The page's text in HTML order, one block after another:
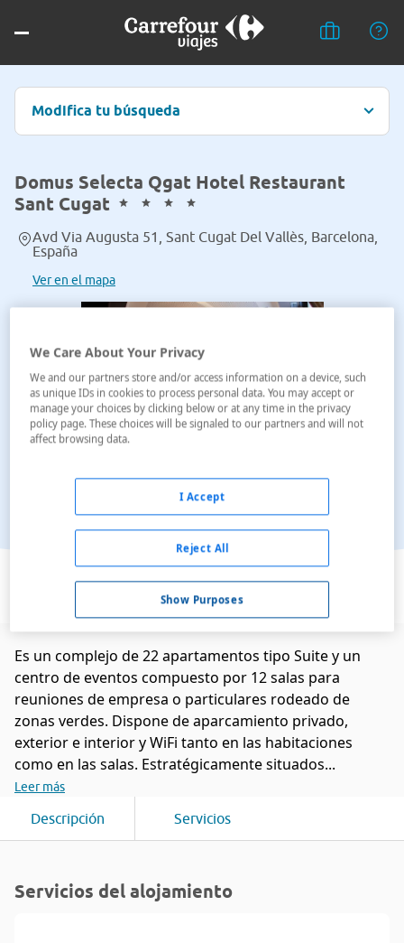
Modifica tu búsqueda
Domus Selecta Qgat Hotel Restaurant
Sant Cugat
Avd Via Augusta 51, Sant Cugat Del Vallès, Barcelona,
España
Ver en el mapa
Ver en el mapa
Es un complejo de 22 apartamentos tipo Suite y un
centro de eventos compuesto por 12 salas para
reuniones de empresa o particulares rodeado de
zonas verdes. Dispone de aparcamiento privado,
exterior e interior y WiFi tanto en las habitaciones
como en las salas. Estratégicamente situados...
Leer más
Descripción Servicios
Servicios del alojamiento
We Care About Your Privacy
We and our partners store and/or access information on a device, such
as unique IDs in cookies to process personal data. You may accept or
manage your choices by clicking below or at any time in the privacy
policy page. These choices will be signaled to our partners and will not
affect browsing data.
Show Purposes
Reject All
I Accept